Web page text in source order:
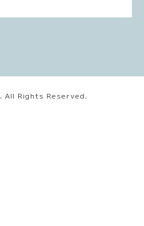
. All Rights Reserved.